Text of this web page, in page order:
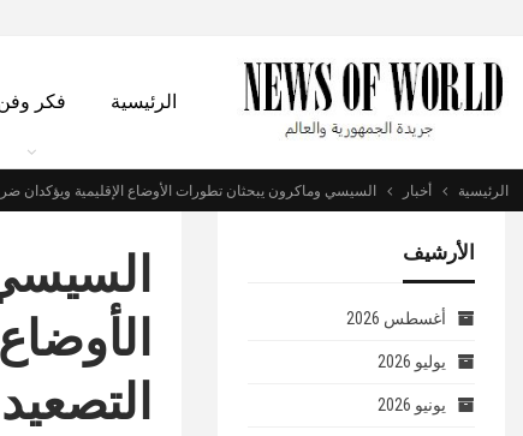
الرئيسية فكر
الرئيسية أخبار السيسي وماكرون يبحثان تطورات الأوضاع الإقليمية ويؤكدان
الأرشيف
أغسطس 2026
يوليو 2026
يونيو 2026